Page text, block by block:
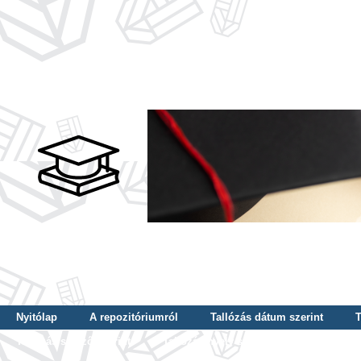
Nyitólap A repozitóriumról Tallózás dátum szerint
Tallózás szerző szerint
Tallózás nyelv szerint